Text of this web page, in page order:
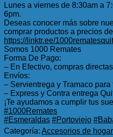
Lunes a viernes de 8:30am a
6pm.
Deseas conocer más sobre
comprar productos a precios
https://linktr.ee/
Somos 1000 Remates
Forma De Pago:
– En Efectivo, compras
Envíos:
– Servientrega y Tramaco
– Express y Contra entrega
¡Te ayudamos a cumplir tus
#1000Remates
#Esmeraldas #Portoviejo
Categoría: Accesorios de hogar